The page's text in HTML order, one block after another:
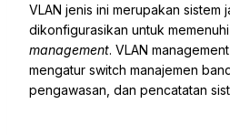
VLAN jenis ini merupakan sistem
dikonfigurasikan untuk
management. VLAN
mengatur switch manajemen
pengawasan, dan pencatatan